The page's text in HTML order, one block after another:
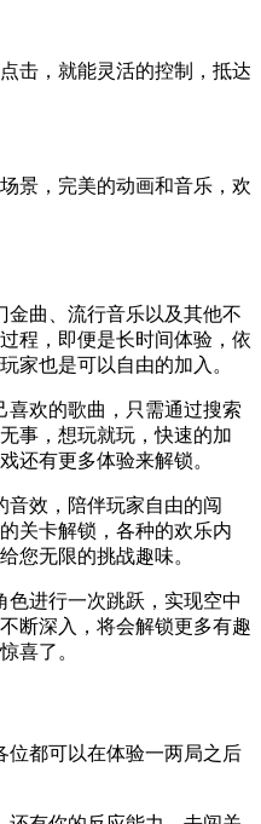
击，就能灵活的控制，抵达
景，完美的动画和音乐，欢
金曲、流行音乐以及其他不
程，即便是长时间体验，依
家也是可以自由的加入。
喜欢的歌曲，只需通过搜索
事，想玩就玩，快速的加
还有更多体验来解锁。
音效，陪伴玩家自由的闯
关卡解锁，各种的欢乐内
您无限的挑战趣味。
色进行一次跳跃，实现空中
断深入，将会解锁更多有趣
喜了。
位都可以在体验一两局之后